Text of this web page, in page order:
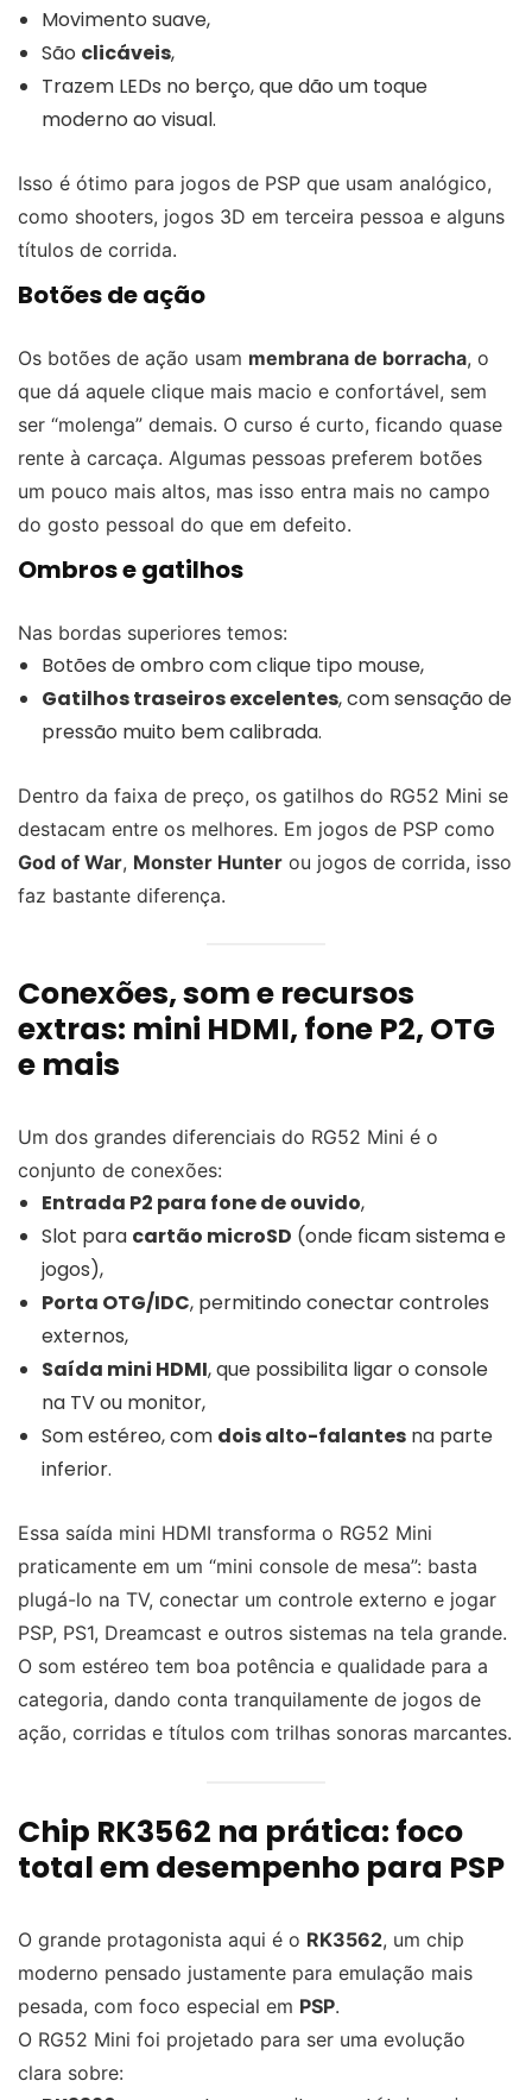
Movimento suave,
São clicáveis,
Trazem LEDs no berço, que dão um toque
moderno ao visual.
Isso é ótimo para jogos de PSP que usam analógico,
como shooters, jogos 3D em terceira pessoa e alguns
títulos de corrida.
Botões de ação
Os botões de ação usam membrana de borracha, o
que dá aquele clique mais macio e confortável, sem
ser “molenga” demais. O curso é curto, ficando quase
rente à carcaça. Algumas pessoas preferem botões
um pouco mais altos, mas isso entra mais no campo
do gosto pessoal do que em defeito.
Ombros e gatilhos
Nas bordas superiores temos:
Botões de ombro com clique tipo mouse,
Gatilhos traseiros excelentes, com sensação de
pressão muito bem calibrada.
Dentro da faixa de preço, os gatilhos do RG52 Mini se
destacam entre os melhores. Em jogos de PSP como
God of War, Monster Hunter ou jogos de corrida, isso
faz bastante diferença.
Conexões, som e recursos
extras: mini HDMI, fone P2, OTG
e mais
Um dos grandes diferenciais do RG52 Mini é o
conjunto de conexões:
Entrada P2 para fone de ouvido,
Slot para cartão microSD (onde ficam sistema e
jogos),
Porta OTG/IDC, permitindo conectar controles
externos,
Saída mini HDMI, que possibilita ligar o console
na TV ou monitor,
Som estéreo, com dois alto-falantes na parte
inferior.
Essa saída mini HDMI transforma o RG52 Mini
praticamente em um “mini console de mesa”: basta
plugá-lo na TV, conectar um controle externo e jogar
PSP, PS1, Dreamcast e outros sistemas na tela grande.
O som estéreo tem boa potência e qualidade para a
categoria, dando conta tranquilamente de jogos de
ação, corridas e títulos com trilhas sonoras marcantes.
Chip RK3562 na prática: foco
total em desempenho para PSP
O grande protagonista aqui é o RK3562, um chip
moderno pensado justamente para emulação mais
pesada, com foco especial em PSP.
O RG52 Mini foi projetado para ser uma evolução
clara sobre: